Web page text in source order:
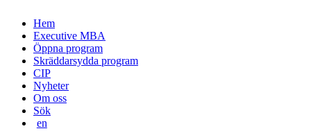
vidare
innehåll
Hem
Executive MBA
Öppna program
Skräddarsydda program
CIP
Nyheter
Om oss
Sök
en